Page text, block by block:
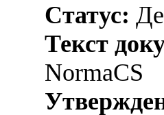
Статус:
Текст
NormaCS